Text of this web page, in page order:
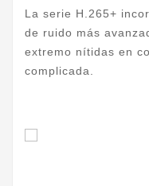
La serie H.265+
de ruido más
extremo nítidas en
complicada.